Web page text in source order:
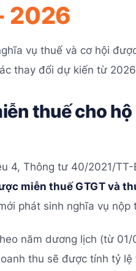
2026
vụ thuế và cơ hội
thay đổi dự kiến từ
thuế cho
4, Thông tư 40/2021/
miễn thuế GTGT và
phát sinh nghĩa vụ nộp
năm dương lịch (từ
thu sẽ được tính tỷ